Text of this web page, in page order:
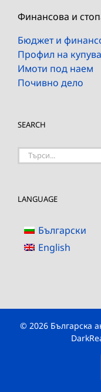
Финансова и
Бюджет и
Профил на
Имоти под наем
Почивно дело
SEARCH
Търсене
LANGUAGE
Български
English
© 2026 Българска